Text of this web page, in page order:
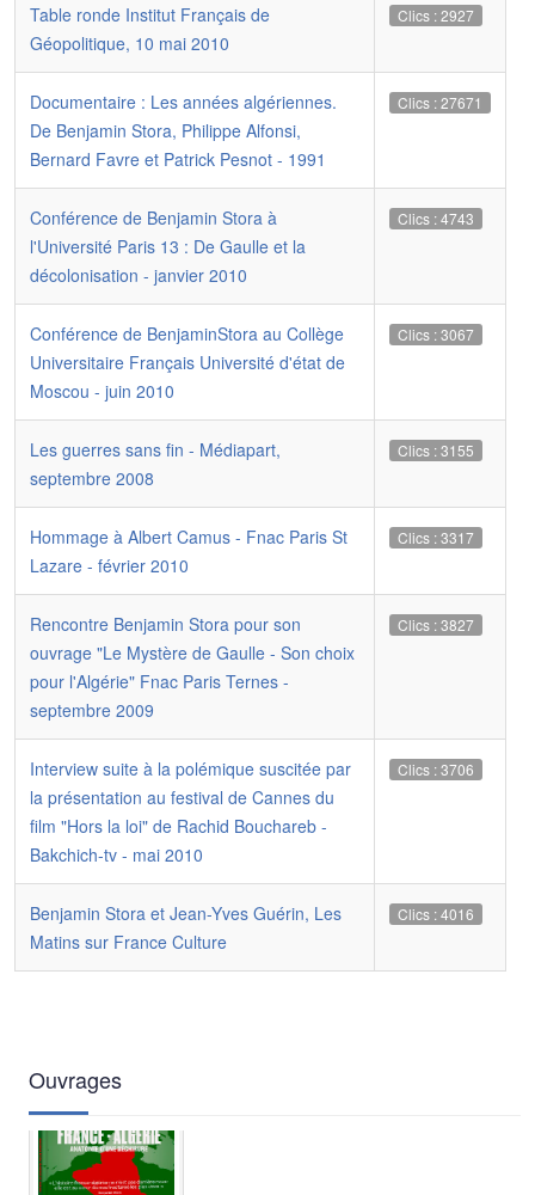
Table ronde Institut Français de
Géopolitique, 10 mai 2010
Clics : 2927
Documentaire : Les années algériennes.
De Benjamin Stora, Philippe Alfonsi,
Bernard Favre et Patrick Pesnot - 1991
Clics : 27671
Conférence de Benjamin Stora à
l'Université Paris 13 : De Gaulle et la
décolonisation - janvier 2010
Clics : 4743
Conférence de BenjaminStora au Collège
Universitaire Français Université d'état de
Moscou - juin 2010
Clics : 3067
Les guerres sans fin - Médiapart,
septembre 2008
Clics : 3155
Hommage à Albert Camus - Fnac Paris St
Lazare - février 2010
Clics : 3317
Rencontre Benjamin Stora pour son
ouvrage "Le Mystère de Gaulle - Son choix
pour l'Algérie" Fnac Paris Ternes -
septembre 2009
Clics : 3827
Interview suite à la polémique suscitée par
la présentation au festival de Cannes du
film "Hors la loi" de Rachid Bouchareb -
Bakchich-tv - mai 2010
Clics : 3706
Benjamin Stora et Jean-Yves Guérin, Les
Matins sur France Culture
Clics : 4016
Ouvrages